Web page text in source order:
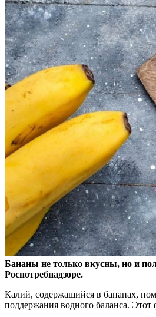
Бананы не только вкусны, но и
Роспотребнадзоре.
Калий, содержащийся в бананах,
поддержания водного баланса.